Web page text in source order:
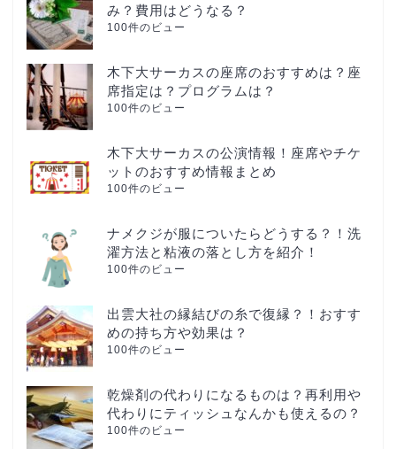
み？費用はどうなる？
100件のビュー
木下大サーカスの座席のおすすめは？座
席指定は？プログラムは？
100件のビュー
木下大サーカスの公演情報！座席やチケ
ットのおすすめ情報まとめ
100件のビュー
ナメクジが服についたらどうする？！洗
濯方法と粘液の落とし方を紹介！
100件のビュー
出雲大社の縁結びの糸で復縁？！おすす
めの持ち方や効果は？
100件のビュー
乾燥剤の代わりになるものは？再利用や
代わりにティッシュなんかも使えるの？
100件のビュー